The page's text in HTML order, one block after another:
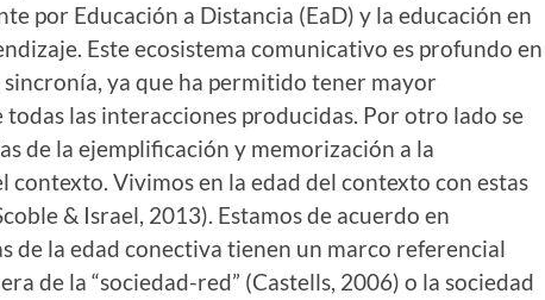
por Educación a Distancia (EaD) y la educación en
Este ecosistema comunicativo es profundo en
ya que ha permitido tener mayor
las interacciones producidas. Por otro lado se
de la ejemplificación y memorización a la
contexto. Vivimos en la edad del contexto con estas
& Israel, 2013). Estamos de acuerdo en
de la edad conectiva tienen un marco referencial
de la “sociedad-red” (Castells, 2006) o la sociedad